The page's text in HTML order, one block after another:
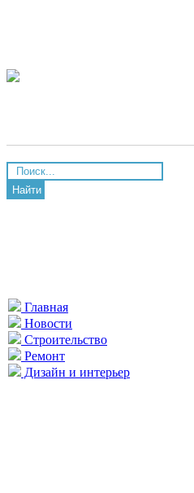
Найти
Главная
Новости
Строительство
Ремонт
Дизайн и интерьер